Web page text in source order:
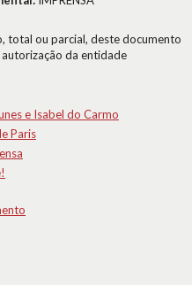
total ou parcial, deste documento
da entidade
e Isabel do Carmo
Paris